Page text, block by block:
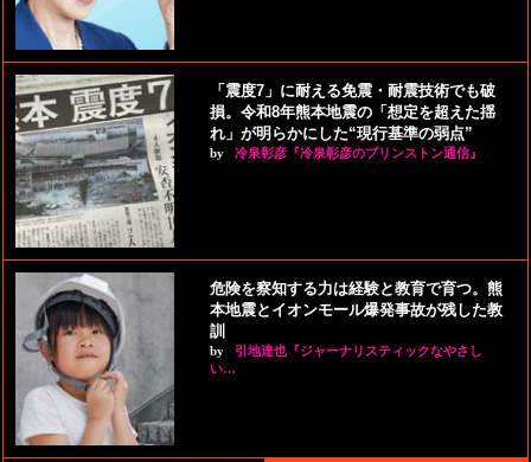
「震度7」に耐える免震・耐震技術でも破
損。令和8年熊本地震の「想定を超えた揺
れ」が明らかにした“現行基準の弱点”
by 冷泉彰彦『冷泉彰彦のプリンストン通信』
危険を察知する力は経験と教育で育つ。熊
本地震とイオンモール爆発事故が残した教
訓
by
引地達也『ジャーナリスティックなやさし
い…